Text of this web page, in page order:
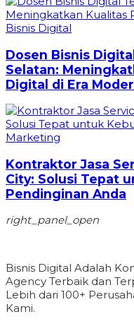
Bisnis Digital
Dosen Bisnis
Selatan:
Digital di Era
Marketing
Kontraktor Jasa
City: Solusi Tepat
Pendinginan Anda
right_panel_open
Bisnis Digital Adalah
Agency Terbaik dan
Lebih dari 100+
Kami.